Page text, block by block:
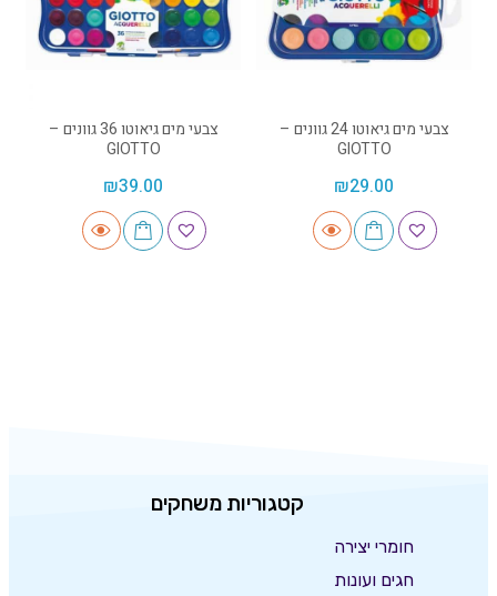
צבעי מים גיאוטו 24 גוונים –
GIOTTO
₪29.00
צבעי מים גיאוטו 36 גוונים –
GIOTTO
₪39.00
קטגוריות משחקים
חומרי יצירה
חגים ועונות